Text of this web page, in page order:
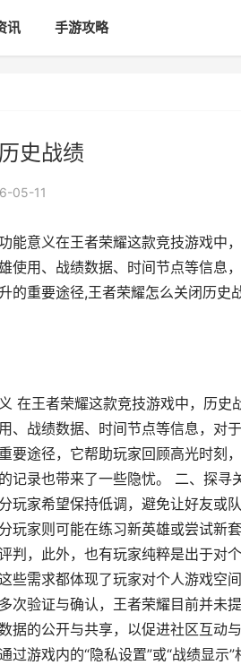
讯 手游攻略
史战绩
05-11
能意义在王者荣耀这款竞技游戏中
使用、战绩数据、时间节点等信息
的重要途径,王者荣耀怎么关闭历史
在王者荣耀这款竞技游戏中，历
、战绩数据、时间节点等信息，对
要途径，它帮助玩家回顾高光时刻
记录也带来了一些隐忧。 二、探
玩家希望保持低调，避免让好友或
玩家则可能在练习新英雄或尝试新
判，此外，也有玩家纯粹是出于对
些需求都体现了玩家对个人游戏空
次验证与确认，王者荣耀目前并未
据的公开与共享，以促进社区互动
过游戏内的“隐私设置”或“战绩显示